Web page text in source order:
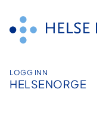
innhald
LOGG INN
HELSENORGE